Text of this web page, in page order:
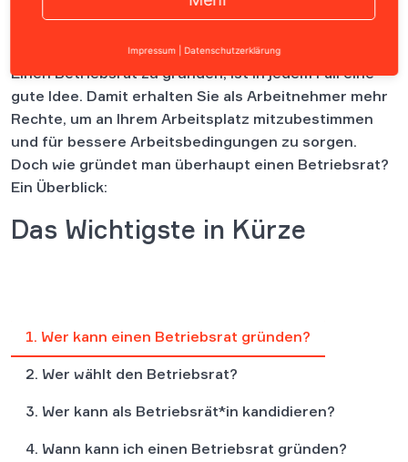
Inhalt
Einen Betriebsrat zu gründen, ist in jedem Fall eine
gute Idee. Damit erhalten Sie als Arbeitnehmer mehr
Rechte, um an Ihrem Arbeitsplatz mitzubestimmen
und für bessere Arbeitsbedingungen zu sorgen.
Doch wie gründet man überhaupt einen Betriebsrat?
Ein Überblick:
Das Wichtigste in Kürze
1. Wer kann einen Betriebsrat gründen?
2. Wer wählt den Betriebsrat?
3. Wer kann als Betriebsrät*in kandidieren?
4. Wann kann ich einen Betriebsrat gründen?
Impressum Datenschutzerklärung